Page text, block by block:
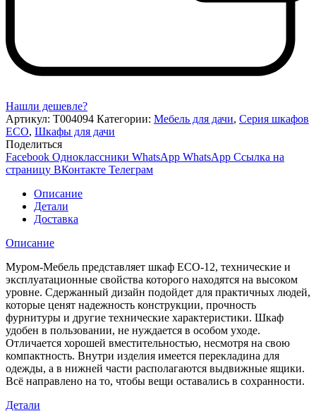
Нашли дешевле?
Артикул: Т004094 Категории: Мебель для дачи, Серия шкафов
ECO, Шкафы для дачи
Поделиться
Facebook Одноклассники WhatsApp WhatsApp Ссылка на
страницу ВКонтакте Телеграм
Описание
Детали
Доставка
Описание
Муром-Мебель представляет шкаф ЕСО-12, технические и
эксплуатационные свойства которого находятся на высоком
уровне. Сдержанный дизайн подойдет для практичных людей,
которые ценят надежность конструкции, прочность
фурнитуры и другие технические характеристики. Шкаф
удобен в пользовании, не нуждается в особом уходе.
Отличается хорошей вместительностью, несмотря на свою
компактность. Внутри изделия имеется перекладина для
одежды, а в нижней части располагаются выдвижные ящики.
Всё направлено на то, чтобы вещи оставались в сохранности.
Детали